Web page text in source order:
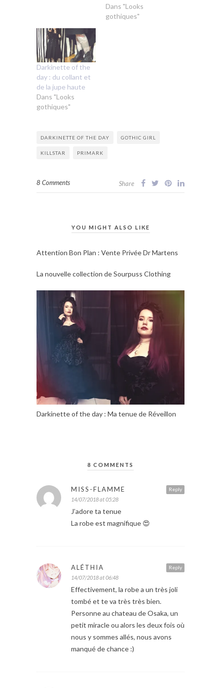
Dans "Looks
gothiques"
Darkinette of the
day : du collant et
de la jupe haute
Dans "Looks
gothiques"
DARKINETTE OF THE DAY GOTHIC GIRL
KILLSTAR PRIMARK
8 Comments Share
YOU MIGHT ALSO LIKE
Attention Bon Plan : Vente Privée Dr Martens
La nouvelle collection de Sourpuss Clothing
Darkinette of the day : Ma tenue de Réveillon
8 COMMENTS
Reply
MISS-FLAMME
14/07/2018 at 05:28
J’adore ta tenue
La robe est magnifique 😍
Reply
ALÉTHIA
14/07/2018 at 06:48
Effectivement, la robe a un très joli
tombé et te va très très bien.
Personne au chateau de Osaka, un
petit miracle ou alors les deux fois où
nous y sommes allés, nous avons
manqué de chance :)